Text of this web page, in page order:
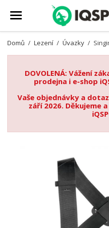
Domů Lezení Úvazky
DOVOLENÁ: Vážení
prodejna i e-shop
Vaše objednávky a
září 2026. Děkujeme